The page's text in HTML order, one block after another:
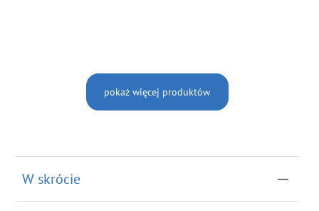
pokaż więcej produktów
W skrócie